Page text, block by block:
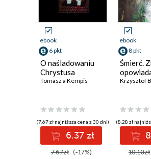
ebook
6 pkt
O naśladowaniu
Chrystusa
Tomasz a Kempis
(7,67 zł najniższa cena z 30 dni)
6.37 zł
7.67zł (-17%)
ebook
8 pkt
Śmierć.
Krzysztof
(8,28 zł
10.10zł